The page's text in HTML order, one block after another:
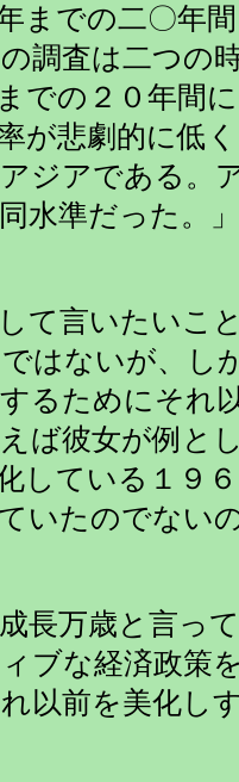
までの二〇年
調査は二つの
での２０年間
が悲劇的に低
ジアである。
水準だった。」
て言いたいこ
はないが、し
るためにそれ
ば彼女が例と
している１９
いたのでない
長万歳と言っ
ブな経済政策
以前を美化し